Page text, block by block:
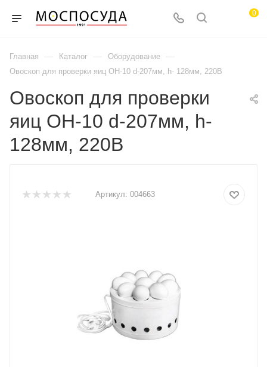
0
Главная — Каталог — Оборудование —
Овоскоп для проверки яиц ОН-10 d-207мм, h- 128мм, 220В
Овоскоп для проверки
яиц ОН-10 d-207мм, h-
128мм, 220В
Артикул: 004663